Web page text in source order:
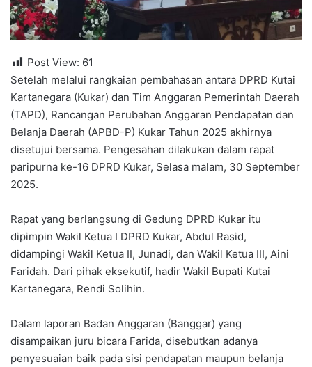
Post View: 61
Setelah melalui rangkaian pembahasan antara DPRD Kutai
Kartanegara (Kukar) dan Tim Anggaran Pemerintah Daerah
(TAPD), Rancangan Perubahan Anggaran Pendapatan dan
Belanja Daerah (APBD-P) Kukar Tahun 2025 akhirnya
disetujui bersama. Pengesahan dilakukan dalam rapat
paripurna ke-16 DPRD Kukar, Selasa malam, 30 September
2025.
Rapat yang berlangsung di Gedung DPRD Kukar itu
dipimpin Wakil Ketua I DPRD Kukar, Abdul Rasid,
didampingi Wakil Ketua II, Junadi, dan Wakil Ketua III, Aini
Faridah. Dari pihak eksekutif, hadir Wakil Bupati Kutai
Kartanegara, Rendi Solihin.
Dalam laporan Badan Anggaran (Banggar) yang
disampaikan juru bicara Farida, disebutkan adanya
penyesuaian baik pada sisi pendapatan maupun belanja